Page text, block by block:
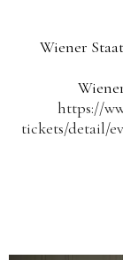
Wiener
https://
tickets/detail/